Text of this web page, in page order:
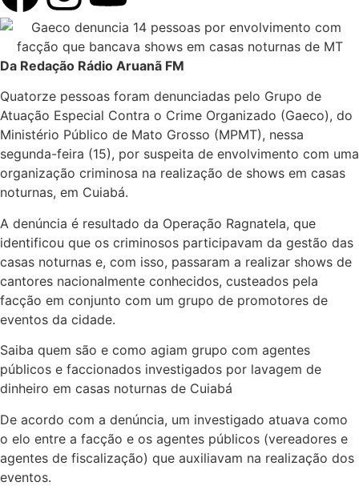
Da Redação Rádio Aruanã FM
Quatorze pessoas foram denunciadas pelo Grupo de
Atuação Especial Contra o Crime Organizado (Gaeco), do
Ministério Público de Mato Grosso (MPMT), nessa
segunda-feira (15), por suspeita de envolvimento com uma
organização criminosa na realização de shows em casas
noturnas, em Cuiabá.
A denúncia é resultado da Operação Ragnatela, que
identificou que os criminosos participavam da gestão das
casas noturnas e, com isso, passaram a realizar shows de
cantores nacionalmente conhecidos, custeados pela
facção em conjunto com um grupo de promotores de
eventos da cidade.
Saiba quem são e como agiam grupo com agentes
públicos e faccionados investigados por lavagem de
dinheiro em casas noturnas de Cuiabá
De acordo com a denúncia, um investigado atuava como
o elo entre a facção e os agentes públicos (vereadores e
agentes de fiscalização) que auxiliavam na realização dos
eventos.